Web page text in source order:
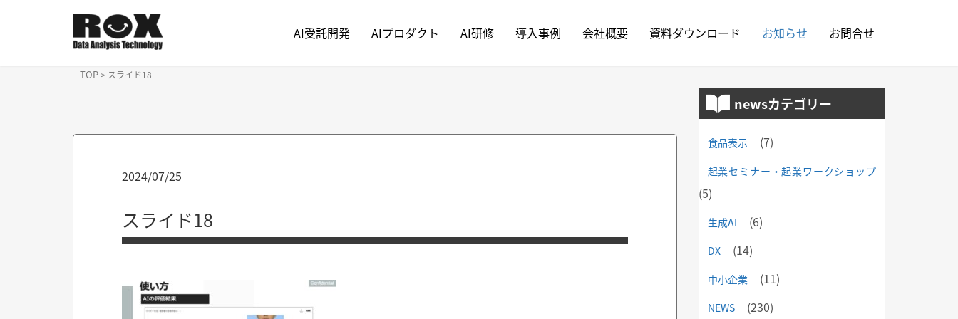
AI受託開発 AIプロダクト AI研修 導入事例 会社概要 資料ダウンロード お知らせ お問合せ
TOP> スライド18
2024/07/25
スライド18
newsカテゴリー
食品表示 (7)
起業セミナー・起業ワークショップ
(5)
生成AI (6)
DX (14)
中小企業 (11)
NEWS (230)